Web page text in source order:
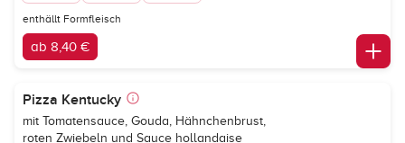
enthällt Formfleisch
ab 8,40 €
Pizza Kentucky
mit Tomatensauce, Gouda, Hähnchenbrust,
roten Zwiebeln und Sauce hollandaise